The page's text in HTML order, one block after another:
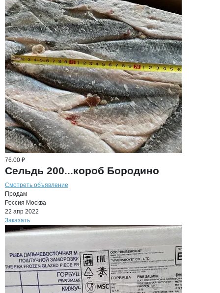
76.00 ₽
Сельдь 200...короб Бородино
Смотреть объявление
Продам
Россия Москва
22 апр 2022
Заказать